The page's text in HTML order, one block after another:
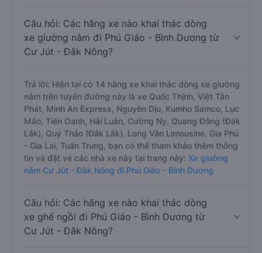
Câu hỏi: Các hãng xe nào khai thác dòng
xe giường nằm đi Phú Giáo - Bình Dương từ
Cư Jút - Đắk Nông?
Trả lời: Hiện tại có 14 hãng xe khai thác dòng xe giường
nằm trên tuyến đường này là xe Quốc Thịnh, Việt Tân
Phát, Minh An Express, Nguyên Dịu, Kumho Samco, Lục
Mão, Tiến Oanh, Hải Luân, Cường Ny, Quang Đông (Đắk
Lắk), Quý Thảo (Đắk Lắk), Long Vân Limousine, Gia Phú
- Gia Lai, Tuấn Trung, bạn có thể tham khảo thêm thông
tin và đặt vé các nhà xe này tại trang này: Xe giường
nằm Cư Jút - Đắk Nông đi Phú Giáo - Bình Dương
Câu hỏi: Các hãng xe nào khai thác dòng
xe ghế ngồi đi Phú Giáo - Bình Dương từ
Cư Jút - Đắk Nông?